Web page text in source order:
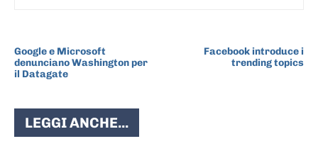
Google e Microsoft
denunciano Washington per
il Datagate
Facebook introduce i
trending topics
LEGGI ANCHE...